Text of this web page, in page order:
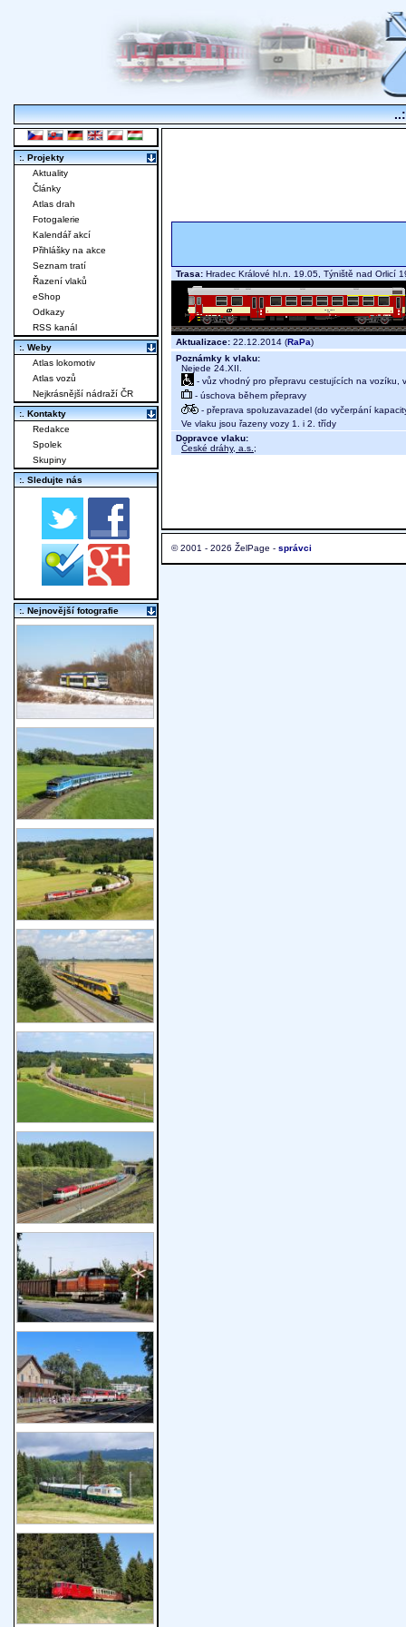
Trasa: Hradec Králové hl.n. 19.05, Týniště nad
Aktualizace: 22.12.2014 (RaPa)
Poznámky k vlaku:
Nejede 24.XII.
- vůz vhodný pro přepravu cestujících na vozíku,
- úschova během přepravy
- přeprava spoluzavazadel (do vyčerpání
Ve vlaku jsou řazeny vozy 1. i 2. třídy
Dopravce vlaku:
České dráhy, a.s. ;
© 2001 - 2026 ŽelPage - správci
:. Projekty
Aktuality
Články
Atlas drah
Fotogalerie
Kalendář akcí
Přihlášky na akce
Seznam tratí
Řazení vlaků
eShop
Odkazy
RSS kanál
:. Weby
Atlas lokomotiv
Atlas vozů
Nejkrásnější nádraží ČR
:. Kontakty
Redakce
Spolek
Skupiny
:. Sledujte nás
:. Nejnovější fotografie